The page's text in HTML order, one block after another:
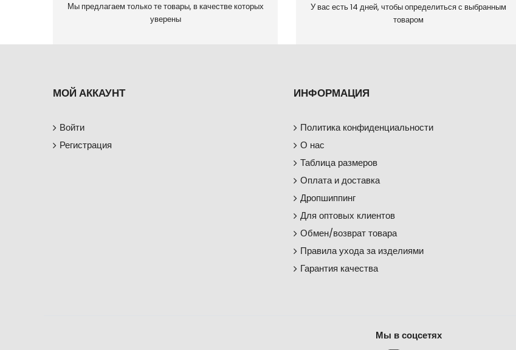
Мы предлагаем только те товары, в качестве которых
уверены
У вас есть 14 дней, чтобы определиться с выбранным
товаром
МОЙ АККАУНТ
Войти
Регистрация
ИНФОРМАЦИЯ
Политика конфиденциальности
О нас
Таблица размеров
Оплата и доставка
Дропшиппинг
Для оптовых клиентов
Обмен/возврат товара
Правила ухода за изделиями
Гарантия качества
Мы в соцсетях